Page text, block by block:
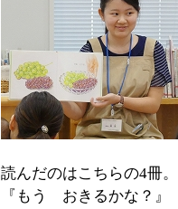
読んだのはこちらの4冊
『もう おきるかな？』